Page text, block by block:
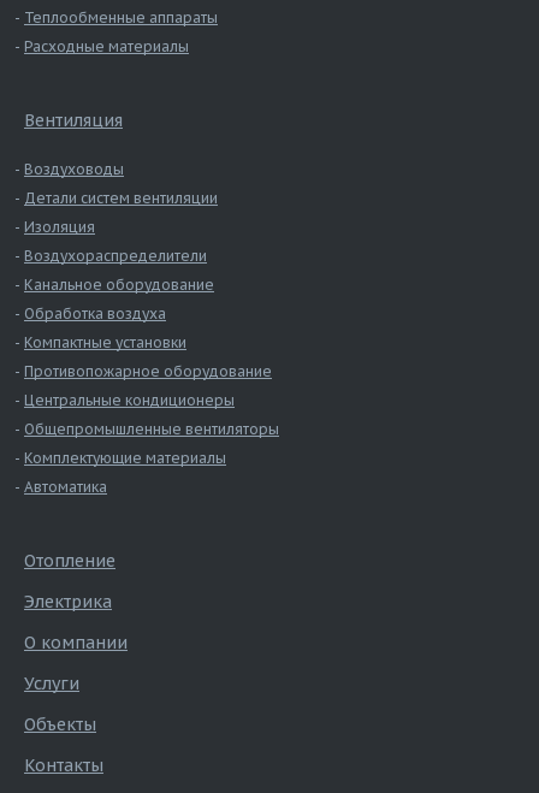
Теплообменные аппараты
Расходные материалы
Вентиляция
Воздуховоды
Детали систем вентиляции
Изоляция
Воздухораспределители
Канальное оборудование
Обработка воздуха
Компактные установки
Противопожарное оборудование
Центральные кондиционеры
Общепромышленные вентиляторы
Комплектующие материалы
Автоматика
Отопление
Электрика
О компании
Услуги
Объекты
Контакты